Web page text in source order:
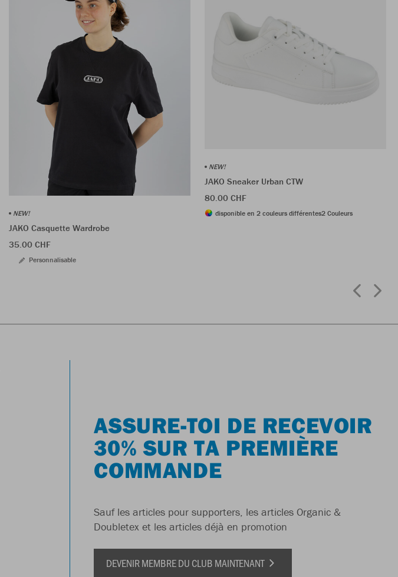
NEW!
JAKO Casquette Wardrobe
35.00 CHF
Personnalisable
NEW!
JAKO Sneaker Urban CTW
80.00 CHF
disponible en 2 couleurs différentes2 Couleurs
ASSURE-TOI DE RECEVOIR
30% SUR TA PREMIÈRE
COMMANDE
Sauf les articles pour supporters, les articles Organic &
Doubletex et les articles déjà en promotion
DEVENIR MEMBRE DU CLUB MAINTENANT